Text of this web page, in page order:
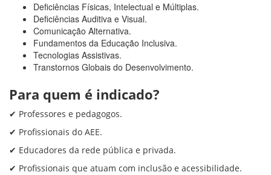
Deficiências Físicas, Intelectual e Múltiplas.
Deficiências Auditiva e Visual.
Comunicação Alternativa.
Fundamentos da Educação Inclusiva.
Tecnologias Assistivas.
Transtornos Globais do Desenvolvimento.
Para quem é indicado?
✔ Professores e pedagogos.
✔ Profissionais do AEE.
✔ Educadores da rede pública e privada.
✔ Profissionais que atuam com inclusão e acessibilidade.